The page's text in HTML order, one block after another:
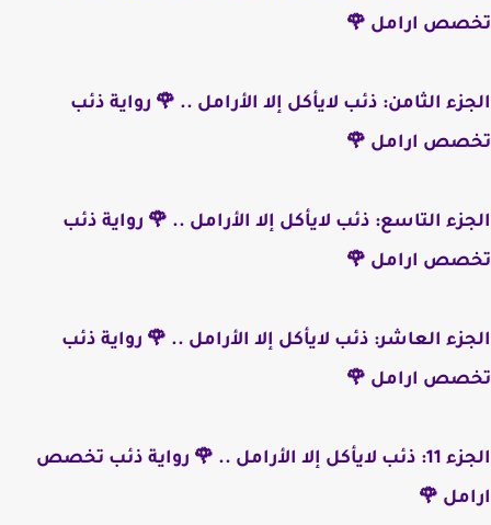
تخصص ارامل 🌹
الجزء الثامن: ذئب لايأكل إلا الأرامل .. 🌹 رواية ذئب
تخصص ارامل 🌹
الجزء التاسع: ذئب لايأكل إلا الأرامل .. 🌹 رواية ذئب
تخصص ارامل 🌹
الجزء العاشر: ذئب لايأكل إلا الأرامل .. 🌹 رواية ذئب
تخصص ارامل 🌹
الجزء 11: ذئب لايأكل إلا الأرامل .. 🌹 رواية ذئب تخصص
ارامل 🌹